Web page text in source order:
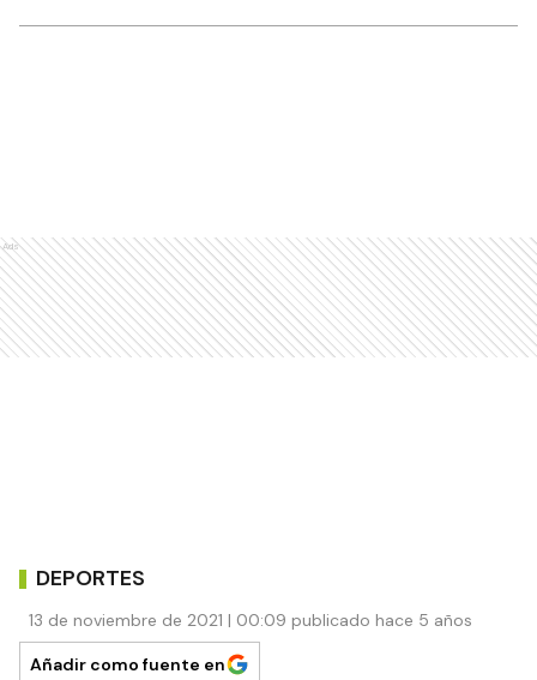
Ads
DEPORTES
13 de noviembre de 2021 | 00:09 publicado hace 5 años
Añadir como fuente en